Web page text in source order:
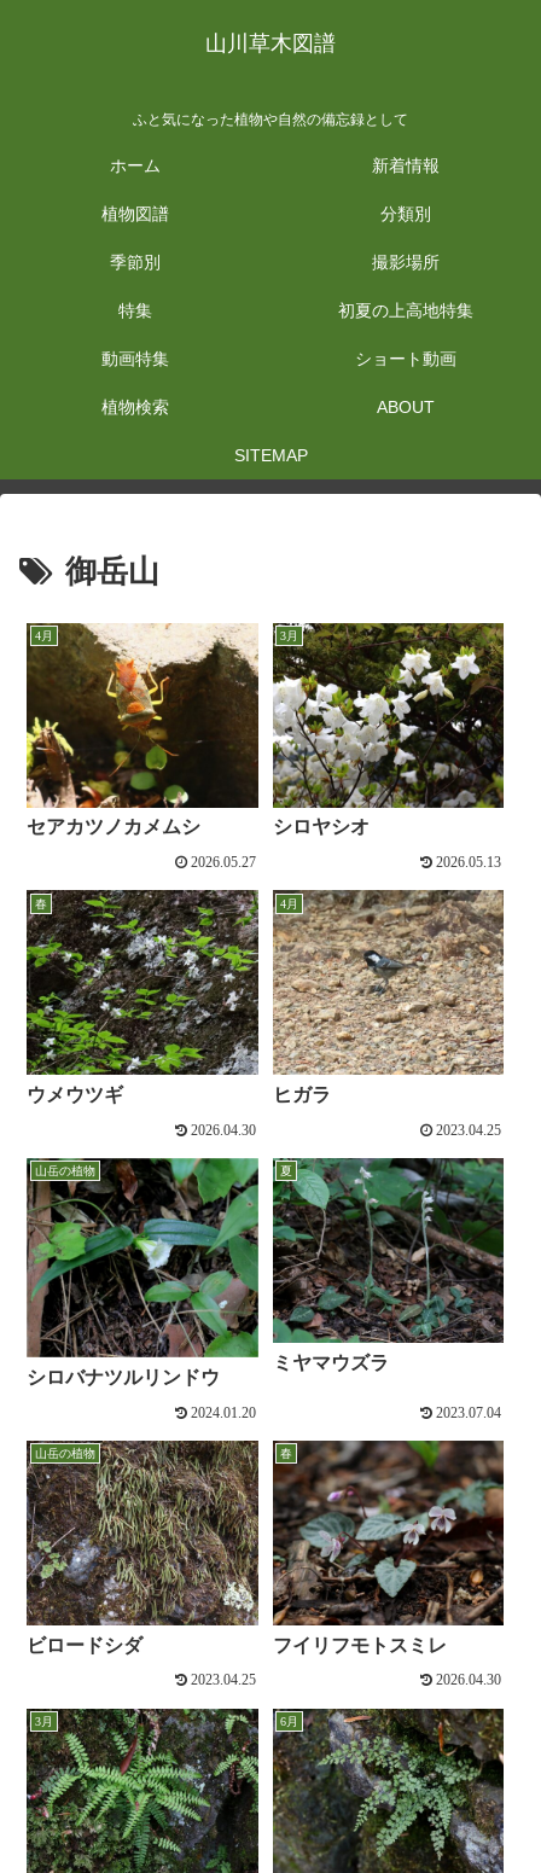
山川草木図譜
ふと気になった植物や自然の備忘録として
ホーム 新着情報
植物図譜 分類別
季節別 撮影場所
特集 初夏の上高地特集
動画特集 ショート動画
植物検索 ABOUT
SITEMAP
御岳山
4月
セアカツノカメムシ
2026.05.27
3月
シロヤシオ
2026.05.13
春
ウメウツギ
2026.04.30
4月
ヒガラ
2023.04.25
山岳の植物
シロバナツルリンドウ
2024.01.20
夏
ミヤマウズラ
2023.07.04
山岳の植物
ビロードシダ
2023.04.25
春
フイリフモトスミレ
2026.04.30
3月 6月